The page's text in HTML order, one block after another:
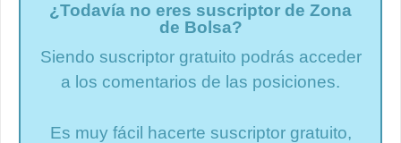
¿Todavía no eres suscriptor de Zona
de Bolsa?
Siendo suscriptor gratuito podrás acceder
a los comentarios de las posiciones.
Es muy fácil hacerte suscriptor gratuito,